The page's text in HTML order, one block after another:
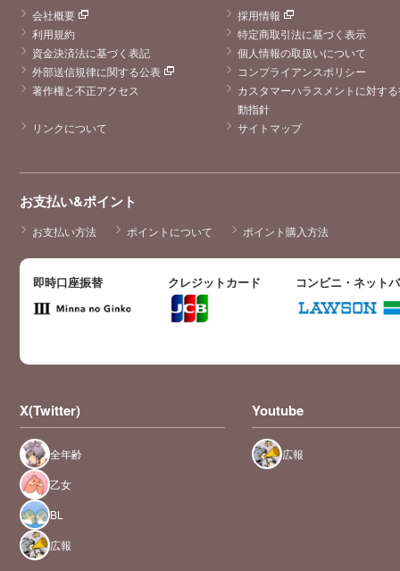
会社概要
採用情報
利用規約
特定商取引法に基づく表示
資金決済法に基づく表記
個人情報の取扱いについて
外部送信規律に関する公表
コンプライアンスポリシー
著作権と不正アクセス
カスタマーハラスメントに対す
動指針
リンクについて
サイトマップ
お支払い&ポイント
お支払い方法 ポイントについて ポイント購入方法
即時口座振替 クレジットカード コンビニ・ネット
X(Twitter)
全年齢
乙女
BL
広報
Youtube
広報